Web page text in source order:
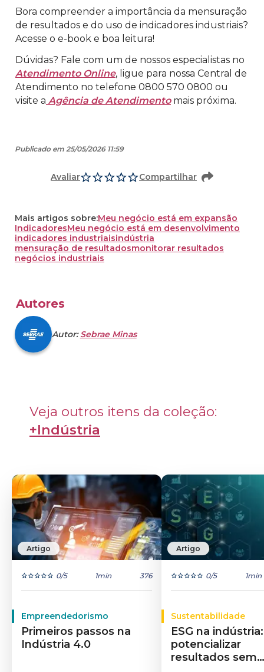
Bora compreender a importância da mensuração
de resultados e do uso de indicadores industriais?
Acesse o e-book e boa leitura!
Dúvidas? Fale com um de nossos especialistas no
Atendimento Online, ligue para nossa Central de
Atendimento no telefone 0800 570 0800 ou
visite a Agência de Atendimentomais próxima.
Publicado em 25/05/2026 11:59
Avaliar Compartilhar
Mais artigos sobre:Meu negócio está em expansão
IndicadoresMeu negócio está em desenvolvimento
indicadores industriaisindústria
mensuração de resultadosmonitorar resultados
negócios industriais
Autores
Autor:Sebrae Minas
+Indústria
Artigo
0/5 1min 376
Empreendedorismo
Primeiros passos na
Indústria 4.0
Artigo
0/5 1min
Sustentabilidade
ESG na
potencializar
resultados sem